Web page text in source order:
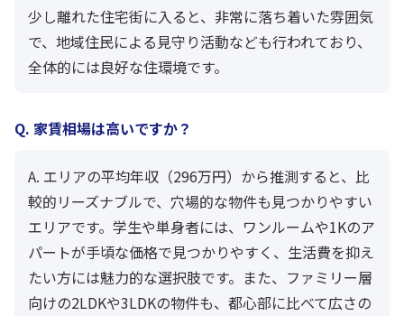
少し離れた住宅街に入ると、非常に落ち着いた雰囲気
で、地域住民による見守り活動なども行われており、
全体的には良好な住環境です。
Q. 家賃相場は高いですか？
A. エリアの平均年収（296万円）から推測すると、比
較的リーズナブルで、穴場的な物件も見つかりやすい
エリアです。学生や単身者には、ワンルームや1Kのア
パートが手頃な価格で見つかりやすく、生活費を抑え
たい方には魅力的な選択肢です。また、ファミリー層
向けの2LDKや3LDKの物件も、都心部に比べて広さの